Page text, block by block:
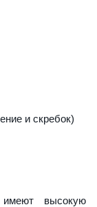
и скребок)
высокую